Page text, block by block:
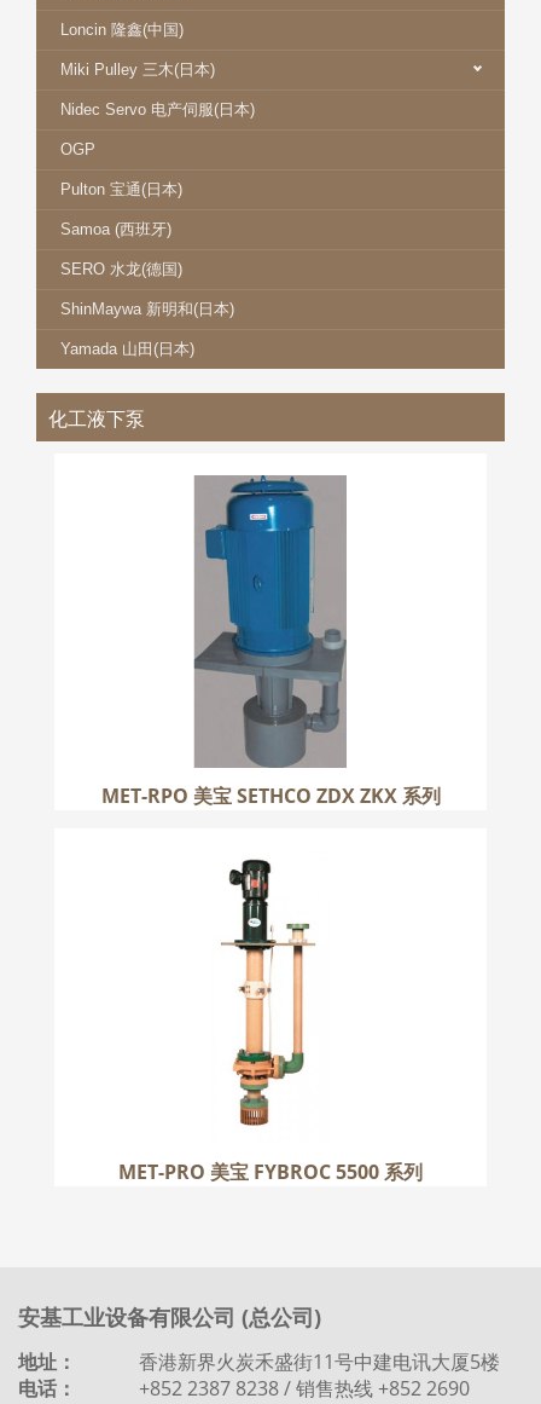
Loncin 隆鑫(中国)
Miki Pulley 三木(日本)
Nidec Servo 电产伺服(日本)
OGP
Pulton 宝通(日本)
Samoa (西班牙)
SERO 水龙(德国)
ShinMaywa 新明和(日本)
Yamada 山田(日本)
化工液下泵
MET-RPO 美宝 SETHCO ZDX ZKX 系列
MET-RPO 美宝 SETHCO ZDX ZKX 系列
更多
MET-PRO 美宝 FYBROC 5500 系列
MET-PRO 美宝 FYBROC 5500 系列
更多
安基工业设备有限公司 (总公司)
地址：
香港新界火炭禾盛街11号中建电讯大厦5楼
电话：
+852 2387 8238 / 销售热线 +852 2690